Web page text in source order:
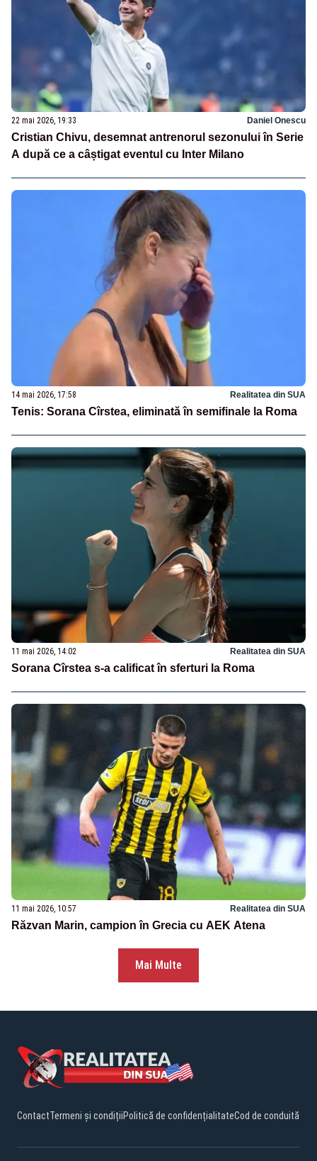
22 mai 2026, 19:33 Daniel Onescu
Cristian Chivu, desemnat antrenorul sezonului în Serie
A după ce a câștigat eventul cu Inter Milano
14 mai 2026, 17:58 Realitatea din SUA
Tenis: Sorana Cîrstea, eliminată în semifinale la Roma
11 mai 2026, 14:02 Realitatea din SUA
Sorana Cîrstea s-a calificat în sferturi la Roma
11 mai 2026, 10:57 Realitatea din SUA
Răzvan Marin, campion în Grecia cu AEK Atena
Mai Multe
ContactTermeni și condițiiPolitică de confidențialitateCod de conduită